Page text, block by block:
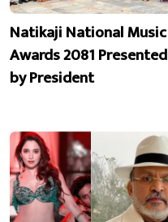
Natikaji National Music
Awards 2081 Presented
by President